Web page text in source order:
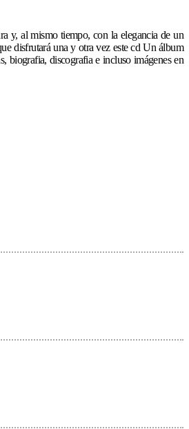
y, al mismo tiempo, con la elegancia de un
disfrutará una y otra vez este cd Un álbum
biografia, discografia e incluso imágenes en